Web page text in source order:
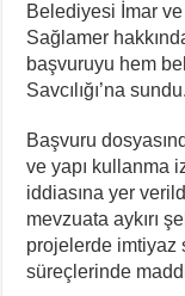
Belediyesi İmar
Sağlamer
başvuruyu hem
Savcılığı’na sundu.
Başvuru
ve yapı kullanma
iddiasına yer
mevzuata aykırı
projelerde imtiyaz
süreçlerinde